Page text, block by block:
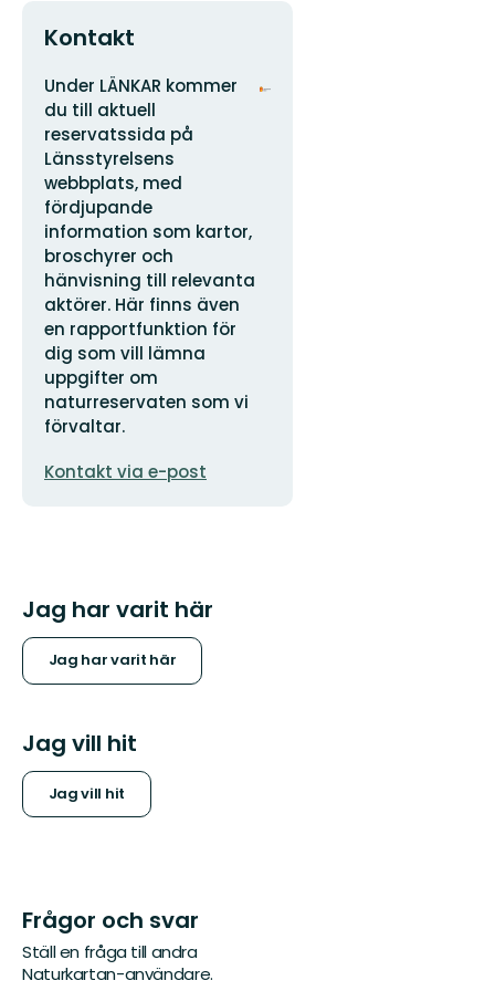
Kontakt
Adress
Under LÄNKAR kommer
du till aktuell
reservatssida på
Länsstyrelsens
webbplats, med
fördjupande
information som kartor,
broschyrer och
hänvisning till relevanta
aktörer. Här finns även
en rapportfunktion för
dig som vill lämna
uppgifter om
naturreservaten som vi
förvaltar.
postadress
Kontakt via e-post
Organisationens
Jag har varit här
Jag har varit här
Jag vill hit
Jag vill hit
Frågor och svar
Ställ en fråga till andra
Naturkartan-användare.